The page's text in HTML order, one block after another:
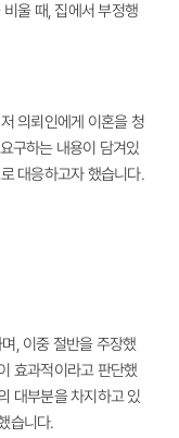
울 때, 집에서 부정행
의뢰인에게 이혼을 청
구하는 내용이 담겨있
대응하고자 했습니다.
, 이중 절반을 주장했
효과적이라고 판단했
대부분을 차지하고 있
습니다.